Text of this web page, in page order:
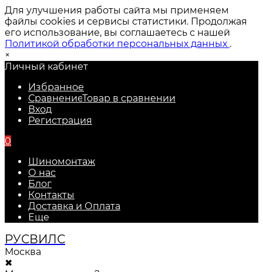
Для улучшения работы сайта мы применяем
файлы cookies и сервисы статистики. Продолжая
его использование, вы соглашаетесь с нашей
Политикой обработки персональных данных .
×
Личный кабинет
Избранное
СравнениеТовар в сравнении
Вход
Регистрация
0
Шиномонтаж
О нас
Блог
Контакты
Доставка и Оплата
Еще
РУСВИЛС
Москва
✖